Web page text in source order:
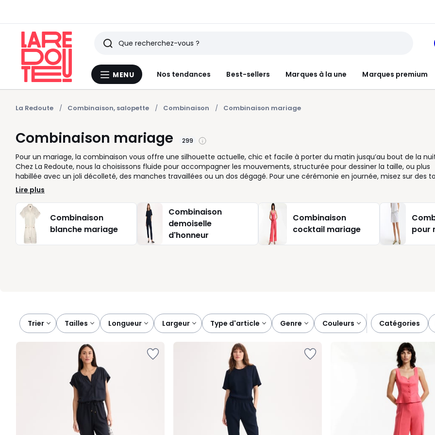
Menu
MENU Nos tendances Best-sellers Marques à la une Marques premium
Rechercher
Derniers
articles
vus
La Redoute Combinaison, salopette Combinaison Combinaison mariage
Combinaison mariage 299
Pour un mariage, la combinaison vous offre une silhouette actuelle, chic et facile à porter du matin jusqu’au bout de la
Chez La Redoute, nous la choisissons fluide pour accompagner les mouvements, structurée pour dessiner la taille, ou plus
habillée avec un joli décolleté, des manches travaillées ou un dos dégagé. Pour une cérémonie en journée, misez sur des
doux, des matières légères et une coupe large élégante. Pour une réception plus habillée, cap sur le noir, le bleu nuit, le
bordeaux ou les détails satinés. Si vous êtes invitée, une combinaison pantalon se porte très bien avec des sandales à talon,
pochette et quelques bijoux. Pour un mariage civil, elle apporte une alternative moderne à la robe, avec une allure nette et
féminine. Côté coupe, le modèle cache-cœur flatte la silhouette, la taille ceinturée souligne les formes et la jambe droite
allonge visuellement. Si vous aimez le confort sans perdre en style, nous vous conseillons une combinaison fluide avec veste
courte ou blazer bien coupé. Une seule pièce, et votre tenue est prête.
Lire plus
Combinaison
blanche mariage
Combinaison
demoiselle
d'honneur
Combinaison
cocktail mariage
pour
Trier
tailles longueur largeur type d'article genre couleurs catégories